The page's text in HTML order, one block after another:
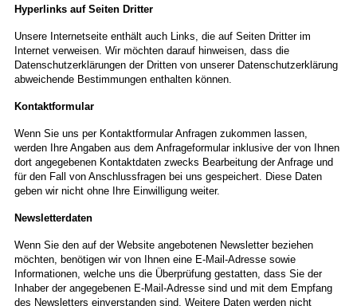
Hyperlinks auf Seiten Dritter
Unsere Internetseite enthält auch Links, die auf Seiten Dritter im
Internet verweisen. Wir möchten darauf hinweisen, dass die
Datenschutzerklärungen der Dritten von unserer Datenschutzerklärung
abweichende Bestimmungen enthalten können.
Kontaktformular
Wenn Sie uns per Kontaktformular Anfragen zukommen lassen,
werden Ihre Angaben aus dem Anfrageformular inklusive der von Ihnen
dort angegebenen Kontaktdaten zwecks Bearbeitung der Anfrage und
für den Fall von Anschlussfragen bei uns gespeichert. Diese Daten
geben wir nicht ohne Ihre Einwilligung weiter.
Newsletterdaten
Wenn Sie den auf der Website angebotenen Newsletter beziehen
möchten, benötigen wir von Ihnen eine E-Mail-Adresse sowie
Informationen, welche uns die Überprüfung gestatten, dass Sie der
Inhaber der angegebenen E-Mail-Adresse sind und mit dem Empfang
des Newsletters einverstanden sind. Weitere Daten werden nicht